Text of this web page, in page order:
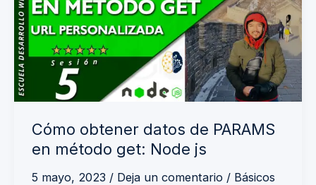
Cómo obtener datos de PARAMS
en método get: Node js
5 mayo, 2023 / Deja un comentario / Básicos
de
PARAMS
en
método